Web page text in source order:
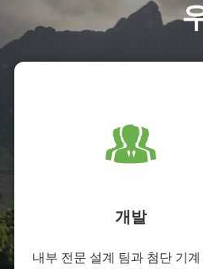
개발
내부 전문 설계 팀과 첨단 기계